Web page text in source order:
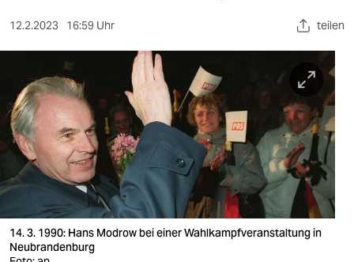
sport
berlin
nord
wahrheit
verlag
verlag
veranstaltungen
12.2.2023 16:59 Uhr teilen
14. 3. 1990: Hans Modrow bei einer Wahlkampfveranstaltung in
Neubrandenburg